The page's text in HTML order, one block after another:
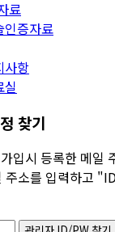
료
인증자료
사항
실
찾기
입시 등록한 메일
주소를 입력하고